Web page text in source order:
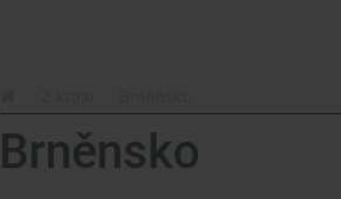
Brněnsko